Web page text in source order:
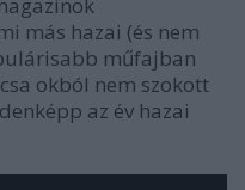
más hazai (és nem
műfajban
okból nem szokott
az év hazai